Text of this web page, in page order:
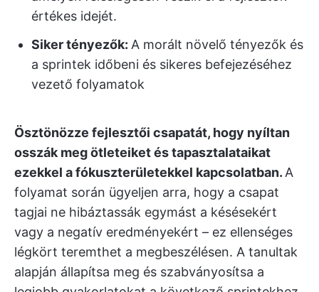
értékes idejét.
Siker tényezők: A morált növelő tényezők és
a sprintek időbeni és sikeres befejezéséhez
vezető folyamatok
Ösztönözze fejlesztői csapatát, hogy nyíltan
osszák meg ötleteiket és tapasztalataikat
ezekkel a fókuszterületekkel kapcsolatban.A
folyamat során ügyeljen arra, hogy a csapat
tagjai ne hibáztassák egymást a késésekért
vagy a negatív eredményekért – ez ellenséges
légkört teremthet a megbeszélésen. A tanultak
alapján állapítsa meg és szabványosítsa a